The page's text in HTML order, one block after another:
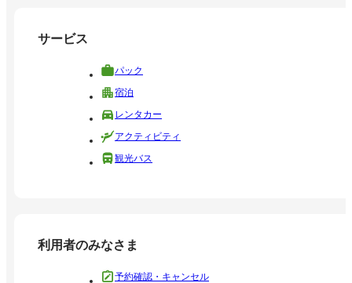
サービス
パック
宿泊
レンタカー
アクティビティ
観光バス
利用者のみなさま
予約確認・キャンセル